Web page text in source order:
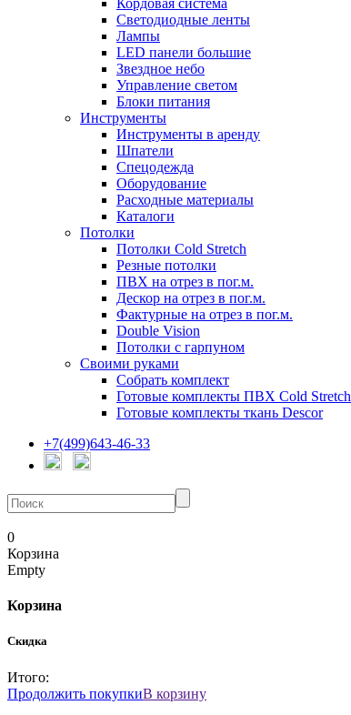
Кордовая система
Светодиодные ленты
Лампы
LED панели большие
Звездное небо
Управление светом
Блоки питания
Инструменты
Инструменты в аренду
Шпатели
Спецодежда
Оборудование
Расходные материалы
Каталоги
Потолки
Потолки Cold Stretch
Резные потолки
ПВХ на отрез в пог.м.
Дескор на отрез в пог.м.
Фактурные на отрез в пог.м.
Double Vision
Потолки с гарпуном
Своими руками
Собрать комплект
Готовые комплекты ПВХ Cold Stretch
Готовые комплекты ткань Descor
+7(499)643-46-33
0
Корзина
Empty
Корзина
Скидка
Итого:
Продолжить покупкиВ корзину